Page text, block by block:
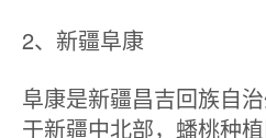
2、新疆阜康
阜康是新疆昌吉回族自
于新疆中北部，蟠桃种